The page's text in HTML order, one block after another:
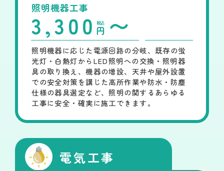
照明機器工事
3,300 円 〜
税込
照明機器に応じた電源回路の分岐、既存の蛍
光灯・白熱灯からLED照明への交換・照明器
具の取り換え、機器の増設、天井や屋外設置
での安全対策を講じた高所作業や防水・防塵
仕様の器具選定など、照明の関するあらゆる
工事に安全・確実に施工できます。
電気工事